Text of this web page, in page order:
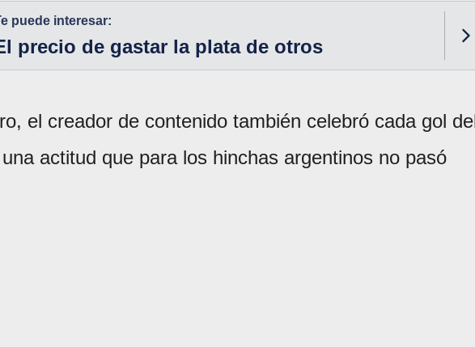
puede interesar:
precio de gastar la plata de otros
el creador de contenido también celebró cada gol
actitud que para los hinchas argentinos no pasó